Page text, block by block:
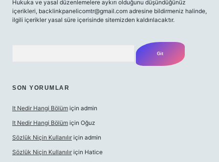
Hukuka ve yasal düzenlemelere aykırı olduğunu düşündüğünüz
içerikleri, backlinkpanelicomtr@gmail.com adresine bildirmeniz halinde,
ilgili içerikler yasal süre içerisinde sitemizden kaldırılacaktır.
SON YORUMLAR
It Nedir Hangi Bölüm için admin
It Nedir Hangi Bölüm için Oğuz
Sözlük Niçin Kullanılır için admin
Sözlük Niçin Kullanılır için Hatice